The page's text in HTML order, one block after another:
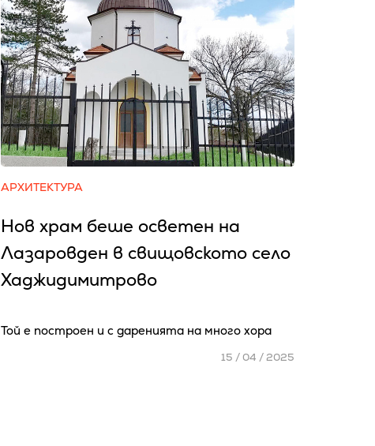
АРХИТЕКТУРА
Нов храм беше осветен на
Лазаровден в свищовското село
Хаджидимитрово
Той е построен и с даренията на много хора
15 / 04 / 2025